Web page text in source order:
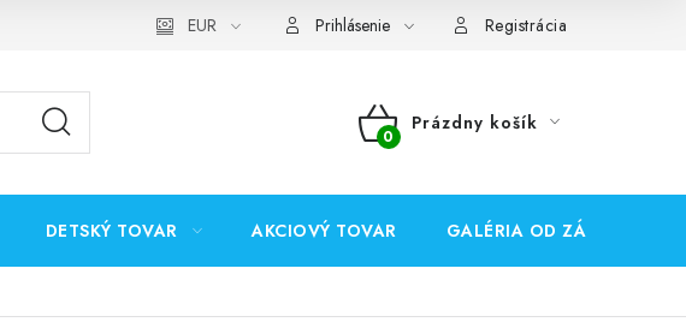
EUR Prihlásenie Registrácia
NÁKUPNÝ
Prázdny košík
DETSKÝ TOVAR AKCIOVÝ TOVAR GALÉRIA OD ZÁKAZNÍKOV